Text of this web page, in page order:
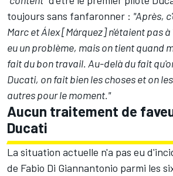
toujours sans fanfaronner : "Après,
Marc et Álex [Márquez] n'étaient pas à
eu un problème, mais on tient quand
fait du bon travail. Au-delà du fait
Ducati, on fait bien les choses et on
autres pour le moment."
Aucun traitement de
Ducati
La situation actuelle n'a pas eu
de Fabio Di Giannantonio parmi les